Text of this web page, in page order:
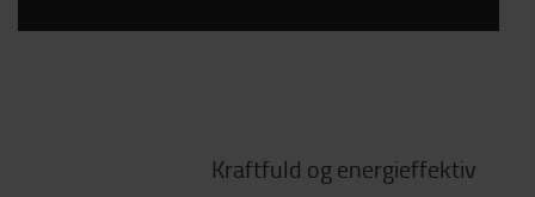
Kraftfuld og energieffektiv